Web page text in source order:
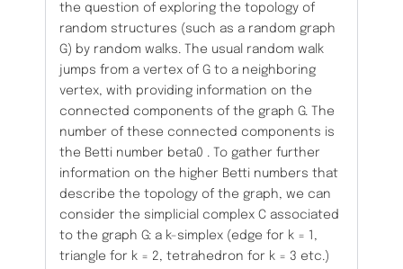
the question of exploring the topology of
random structures (such as a random graph
G) by random walks. The usual random walk
jumps from a vertex of G to a neighboring
vertex, with providing information on the
connected components of the graph G. The
number of these connected components is
the Betti number beta0 . To gather further
information on the higher Betti numbers that
describe the topology of the graph, we can
consider the simplicial complex C associated
to the graph G: a k-simplex (edge for k = 1,
triangle for k = 2, tetrahedron for k = 3 etc.)